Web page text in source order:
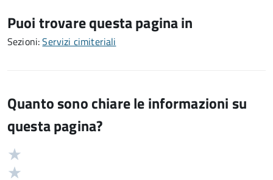
Puoi trovare questa pagina in
Sezioni:Servizi cimiteriali
Quanto sono chiare le informazioni su
questa pagina?
Valutazione